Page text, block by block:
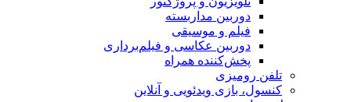
دوربین مداربسته
فیلم و موسیقی
دوربین عکاسی و فیلم‌برداری
پخش‌کننده همراه
تلفن رومیزی
کنسول، بازی‌ ویدئویی و آنلاین